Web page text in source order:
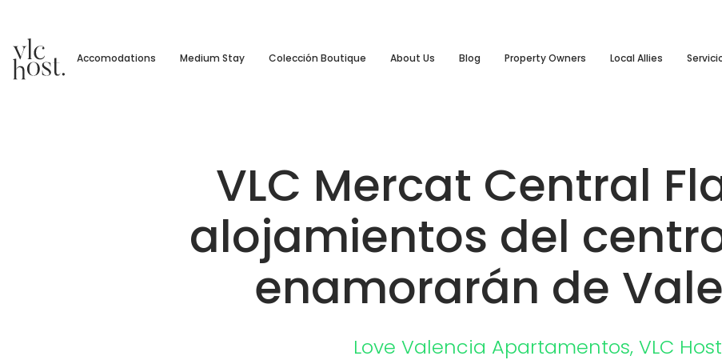
Accomodations Medium Stay Colección Boutique About Us Blog Property Owners Local Allies
VLC Mercat Central
alojamientos del
enamorarán de
Love Valencia Apartamentos, VLC Host